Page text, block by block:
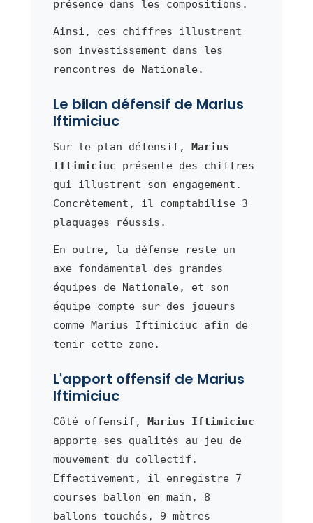
présence dans les compositions.
Ainsi, ces chiffres illustrent
son investissement dans les
rencontres de Nationale.
Le bilan défensif de Marius
Iftimiciuc
Sur le plan défensif, Marius
Iftimiciuc présente des chiffres
qui illustrent son engagement.
Concrètement, il comptabilise 3
plaquages réussis.
En outre, la défense reste un
axe fondamental des grandes
équipes de Nationale, et son
équipe compte sur des joueurs
comme Marius Iftimiciuc afin de
tenir cette zone.
L'apport offensif de Marius
Iftimiciuc
Côté offensif, Marius Iftimiciuc
apporte ses qualités au jeu de
mouvement du collectif.
Effectivement, il enregistre 7
courses ballon en main, 8
ballons touchés, 9 mètres